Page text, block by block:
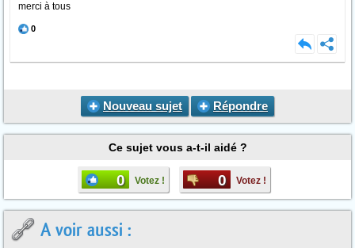
merci à tous
0
Nouveau sujet Répondre
Ce sujet vous a-t-il aidé ?
0 Votez ! 0 Votez !
A voir aussi :